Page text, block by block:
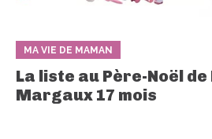
MA VIE DE MAMAN
La liste au Père-Noël de
Margaux 17 mois